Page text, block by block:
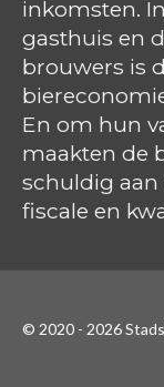
inkomsten.
gasthuis en
brouwers is
En om hun
maakten de
schuldig aan
fiscale en
© 2020 - 2026